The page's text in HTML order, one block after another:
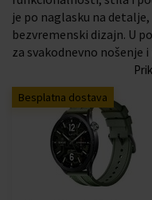
je po naglasku na
bezvremenski dizajn. U
za svakodnevno nošenje
Besplatna dostava